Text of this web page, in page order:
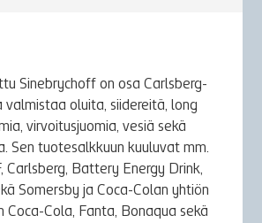
Sinebrychoff on osa Carlsberg-
valmistaa oluita, siidereitä, long
virvoitusjuomia, vesiä sekä
Sen tuotesalkkuun kuuluvat mm.
Carlsberg, Battery Energy Drink,
Somersby ja Coca-Colan yhtiön
Coca-Cola, Fanta, Bonaqua sekä